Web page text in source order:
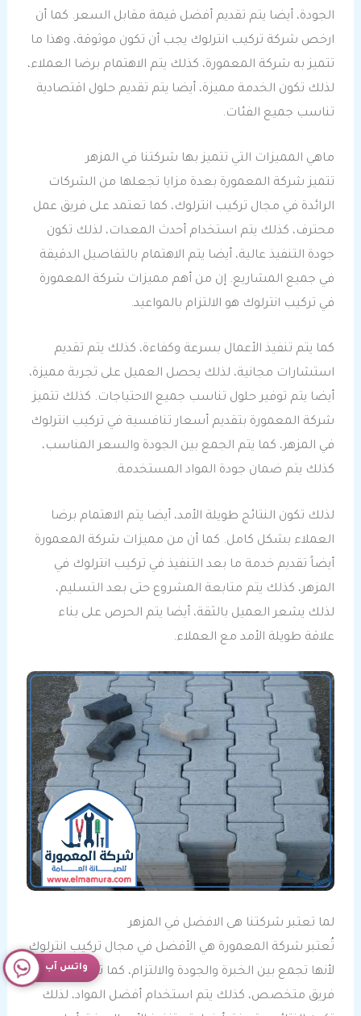
الجودة، أيضا يتم تقديم أفضل قيمة مقابل السعر. كما أن
ارخص شركة تركيب انترلوك يجب أن تكون موثوقة، وهذا ما
تتميز به شركة المعمورة، كذلك يتم الاهتمام برضا العملاء،
لذلك تكون الخدمة مميزة، أيضا يتم تقديم حلول اقتصادية
تناسب جميع الفئات.
ماهي المميزات التي تتميز بها شركتنا في المزهر
تتميز شركة المعمورة بعدة مزايا تجعلها من الشركات
الرائدة في مجال تركيب انترلوك، كما تعتمد على فريق عمل
محترف، كذلك يتم استخدام أحدث المعدات، لذلك تكون
جودة التنفيذ عالية، أيضا يتم الاهتمام بالتفاصيل الدقيقة
في جميع المشاريع. إن من أهم مميزات شركة المعمورة
في تركيب انترلوك هو الالتزام بالمواعيد.
كما يتم تنفيذ الأعمال بسرعة وكفاءة، كذلك يتم تقديم
استشارات مجانية، لذلك يحصل العميل على تجربة مميزة،
أيضا يتم توفير حلول تناسب جميع الاحتياجات. كذلك تتميز
شركة المعمورة بتقديم أسعار تنافسية في تركيب انترلوك
في المزهر، كما يتم الجمع بين الجودة والسعر المناسب،
كذلك يتم ضمان جودة المواد المستخدمة.
لذلك تكون النتائج طويلة الأمد، أيضا يتم الاهتمام برضا
العملاء بشكل كامل. كما أن من مميزات شركة المعمورة
أيضاً تقديم خدمة ما بعد التنفيذ في تركيب انترلوك في
المزهر، كذلك يتم متابعة المشروع حتى بعد التسليم،
لذلك يشعر العميل بالثقة، أيضا يتم الحرص على بناء
علاقة طويلة الأمد مع العملاء.
لما تعتبر شركتنا هى الافضل في المزهر
تُعتبر شركة المعمورة هي الأفضل في مجال تركيب انترلوك
لأنها تجمع بين الخبرة والجودة والالتزام، كما تعتمد على
فريق متخصص، كذلك يتم استخدام أفضل المواد، لذلك
واتس آب